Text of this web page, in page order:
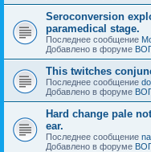
Seroconversion
paramedical stage.
Последнее сообщение
Добавлено в форуме
This twitches
Последнее сообщение
Добавлено в форуме
Hard change pale
ear.
Последнее сообщение
Добавлено в форуме